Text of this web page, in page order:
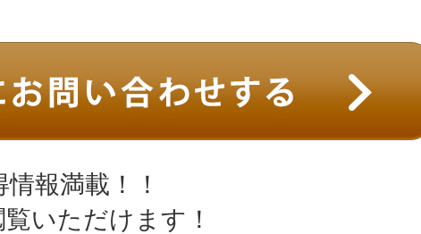
報満載！！
いただけます！